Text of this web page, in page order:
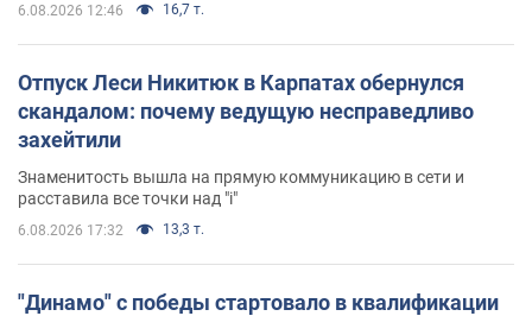
6.08.2026 12:46 16,7 т.
Отпуск Леси Никитюк в Карпатах обернулся
скандалом: почему ведущую несправедливо
захейтили
Знаменитость вышла на прямую коммуникацию в сети и
расставила все точки над "i"
6.08.2026 17:32 13,3 т.
"Динамо" с победы стартовало в квалификации